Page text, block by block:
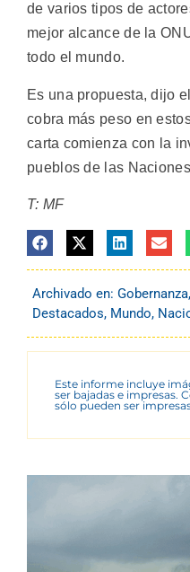
de varios tipos de
mejor alcance de la
todo el mundo.
Es una propuesta, dijo
cobra más peso en
carta comienza con la
pueblos de las
T: MF
Archivado en: Gobernanza,
Destacados, Mundo,
Este informe incluye
ser bajadas e impresas.
sólo pueden ser